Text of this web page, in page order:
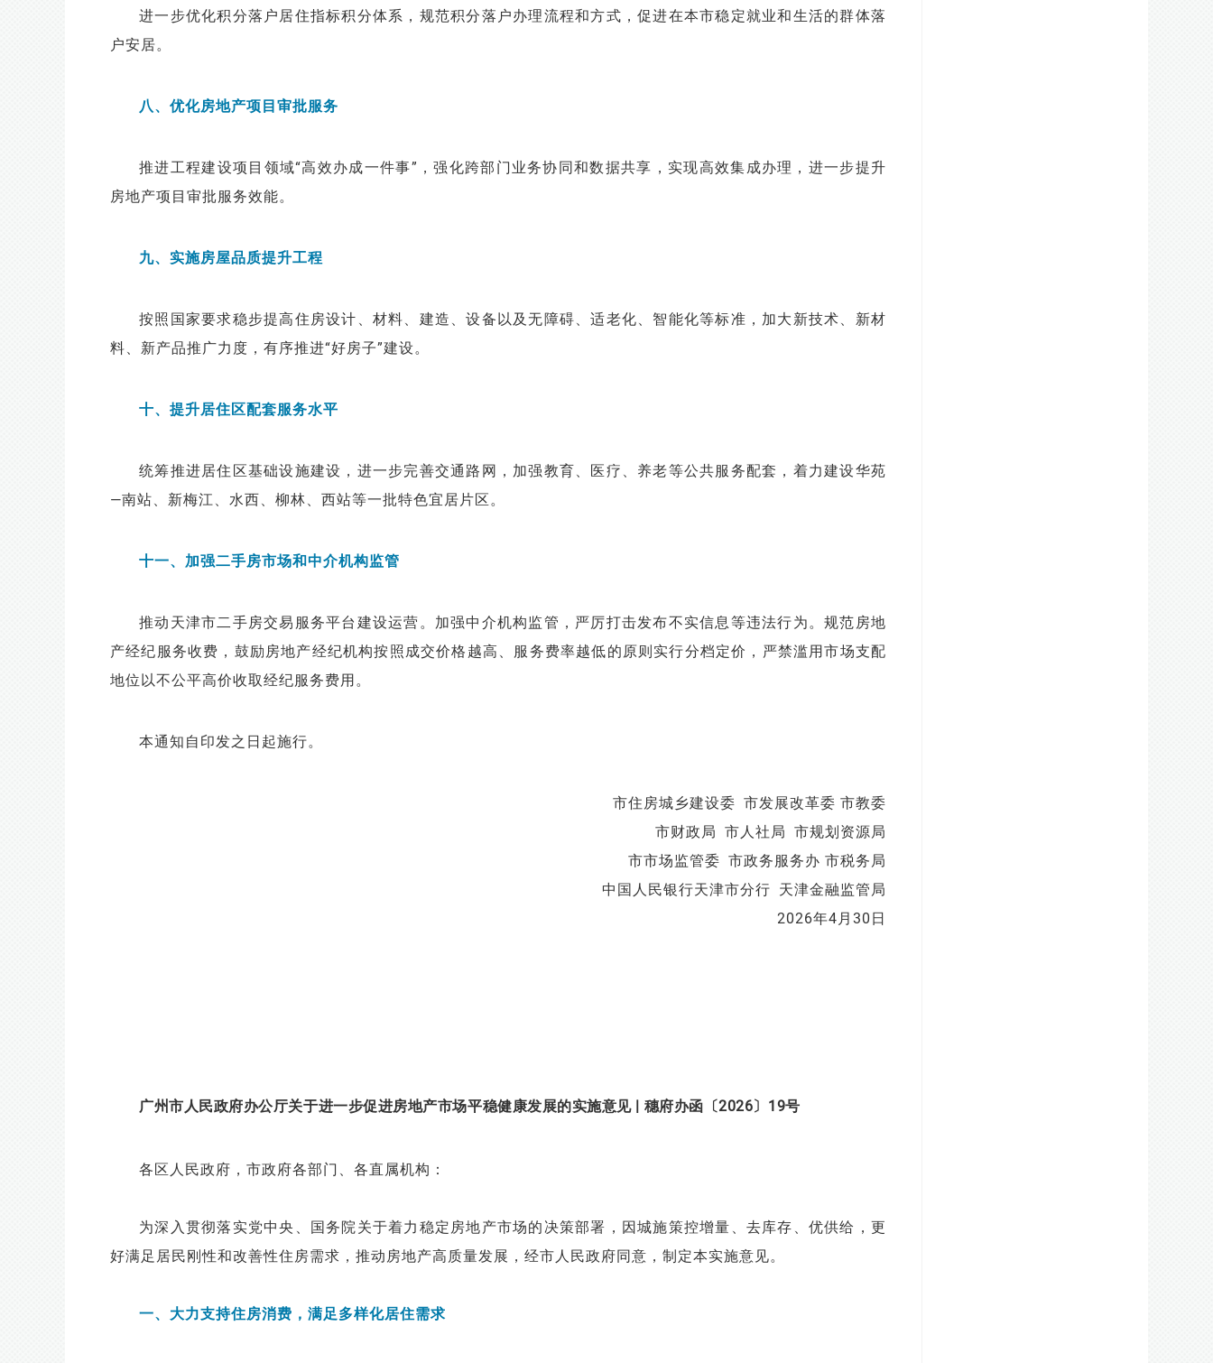
进一步优化积分落户居住指标积分体系，规范积分落户办理流程和方式，促进在本市稳定就业和生活的群体落
户安居。
八、优化房地产项目审批服务
推进工程建设项目领域“高效办成一件事”，强化跨部门业务协同和数据共享，实现高效集成办理，进一步提升
房地产项目审批服务效能。
九、实施房屋品质提升工程
按照国家要求稳步提高住房设计、材料、建造、设备以及无障碍、适老化、智能化等标准，加大新技术、新材
料、新产品推广力度，有序推进“好房子”建设。
十、提升居住区配套服务水平
统筹推进居住区基础设施建设，进一步完善交通路网，加强教育、医疗、养老等公共服务配套，着力建设华苑
—南站、新梅江、水西、柳林、西站等一批特色宜居片区。
十一、加强二手房市场和中介机构监管
推动天津市二手房交易服务平台建设运营。加强中介机构监管，严厉打击发布不实信息等违法行为。规范房地
产经纪服务收费，鼓励房地产经纪机构按照成交价格越高、服务费率越低的原则实行分档定价，严禁滥用市场支配
地位以不公平高价收取经纪服务费用。
本通知自印发之日起施行。
市住房城乡建设委 市发展改革委 市教委
市财政局 市人社局 市规划资源局
市市场监管委 市政务服务办 市税务局
中国人民银行天津市分行 天津金融监管局
2026年4月30日
广州市人民政府办公厅关于进一步促进房地产市场平稳健康发展的实施意见 | 穗府办函〔2026〕19号
各区人民政府，市政府各部门、各直属机构：
为深入贯彻落实党中央、国务院关于着力稳定房地产市场的决策部署，因城施策控增量、去库存、优供给，更
好满足居民刚性和改善性住房需求，推动房地产高质量发展，经市人民政府同意，制定本实施意见。
一、大力支持住房消费，满足多样化居住需求